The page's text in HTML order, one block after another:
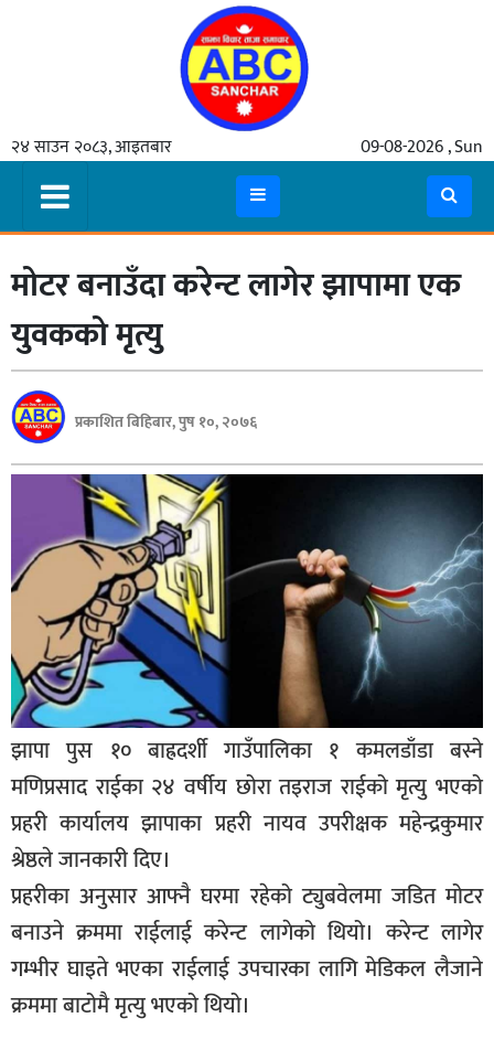
२४ साउन २०८३, आइतबार 09-08-2026 , Sun
समाचार
मुख्य
समाचार
कुटनीती
अर्थ
रसरङ्ग
यौन/
स्वास्थ्य
भिडियो
बिशेष
पत्रपत्रिका
खेलकुद
बिश्व
अचम्म
दुनिया
बिचार
कुराकानी
जीवनशैली
साहित्य
सूचना-
मोटर बनाउँदा करेन्ट लागेर झापामा एक
युवकको मृत्यु
प्रकाशित बिहिबार, पुष १०, २०७६
झापा पुस १० बाह्रदर्शी गाउँपालिका १ कमलडाँडा बस्ने
मणिप्रसाद राईका २४ वर्षीय छोरा तइराज राईको मृत्यु भएको
प्रहरी कार्यालय झापाका प्रहरी नायव उपरीक्षक महेन्द्रकुमार
श्रेष्ठले जानकारी दिए।
प्रहरीका अनुसार आफ्नै घरमा रहेको ट्युबवेलमा जडित मोटर
बनाउने क्रममा राईलाई करेन्ट लागेको थियो। करेन्ट लागेर
गम्भीर घाइते भएका राईलाई उपचारका लागि मेडिकल लैजाने
क्रममा बाटोमै मृत्यु भएको थियो।